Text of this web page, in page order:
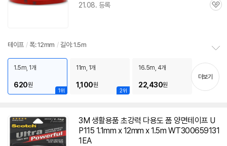
21.08. 등록
관
테이프 / 폭: 12mm / 길이: 1.5m
펼
치
1위
1.5m, 1개
620원
2위
11m, 1개
1,100원
16.5m, 4개
22,430원
더보기
3M 생활용품 초강력 다용도 폼 양면테이프 U
P115 1.1mm x12mm x 1.5m WT300659131
1EA